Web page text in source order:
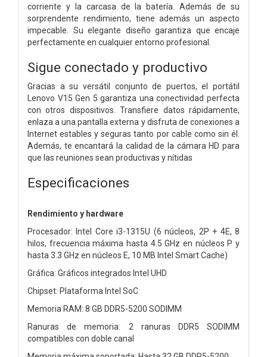
corriente y la carcasa de la batería. Además de su
sorprendente rendimiento, tiene además un aspecto
impecable. Su elegante diseño garantiza que encaje
perfectamente en cualquier entorno profesional.
Sigue conectado y productivo
Gracias a su versátil conjunto de puertos, el portátil
Lenovo V15 Gen 5 garantiza una conectividad perfecta
con otros dispositivos. Transfiere datos rápidamente,
enlaza a una pantalla externa y disfruta de conexiones a
Internet estables y seguras tanto por cable como sin él.
Además, te encantará la calidad de la cámara HD para
que las reuniones sean productivas y nítidas
Especificaciones
Rendimiento y hardware
Procesador: Intel Core i3-1315U (6 núcleos, 2P + 4E, 8
hilos, frecuencia máxima hasta 4.5 GHz en núcleos P y
hasta 3.3 GHz en núcleos E, 10 MB Intel Smart Cache)
Gráfica: Gráficos integrados Intel UHD
Chipset: Plataforma Intel SoC
Memoria RAM: 8 GB DDR5-5200 SODIMM
Ranuras de memoria: 2 ranuras DDR5 SODIMM
compatibles con doble canal